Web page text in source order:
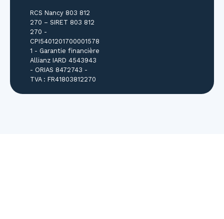
RCS Nancy 803 812
270 – SIRET 803 812
270 -
CPI5401201700001578
1 - Garantie financière
Allianz IARD 4543943
- ORIAS 8472743 -
TVA : FR41803812270